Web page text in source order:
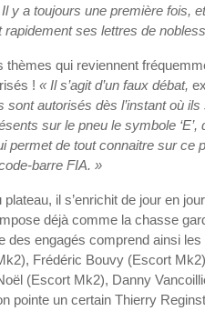
y a toujours une première fois,
rapidement ses lettres de
thèmes qui reviennent
!« Il s’agit d’un faux débat,
sont autorisés dès l’instant où
sur le pneu le symbole
permet de tout connaitre sur
barre FIA. »
il s’enrichit de jour en
déjà comme la chasse
des engagés comprend ainsi
Frédéric Bouvy (Escort
(Escort Mk2), Danny
pointe un certain Thierry